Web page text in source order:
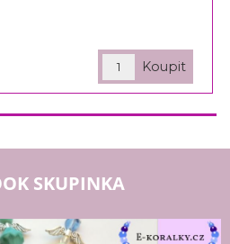
SKUPINKA